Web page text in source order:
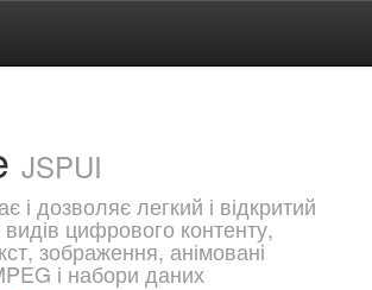
JSPUI
і дозволяє легкий і відкритий
видів цифрового контенту,
зображення, анімовані
і набори даних